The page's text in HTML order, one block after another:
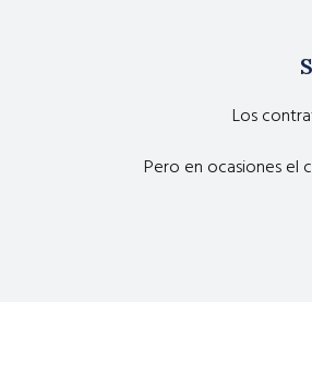
Los
Pero en ocasiones el